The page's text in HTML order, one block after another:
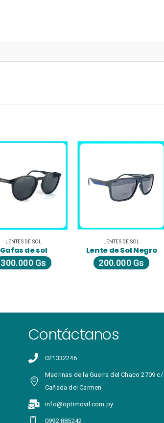
LENTES DE SOL
Gafas de sol
300.000 Gs
LENTES DE SOL
Lente de Sol Negro
200.000 Gs
Contáctanos
021332246
Madrinas de la Guerra del Chaco 2709 c/
Cañada del Carmen
info@optimovil.com.py
0992 885242